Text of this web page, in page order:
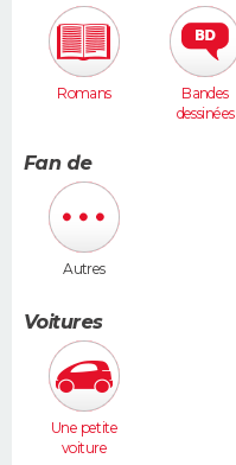
Romans
Bandes
dessinées
Fan de
Autres
Voitures
Une petite
voiture